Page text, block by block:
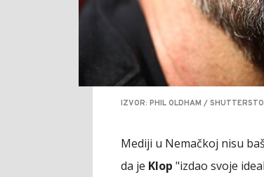
IZVOR: PHIL OLDHAM /
Mediji u Nemačkoj nisu
da je Klop "izdao svoje